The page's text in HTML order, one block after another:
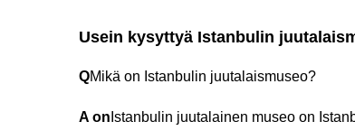
Usein kysyttyä Istanbulin
QMikä on Istanbulin juutalaismuseo?
A on Istanbulin juutalainen museo on